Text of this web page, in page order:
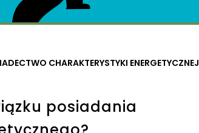
CHARAKTERYSTYKI ENERGETYCZNEJ
posiadania